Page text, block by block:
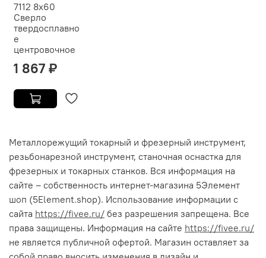
7112 8x60
Сверло
твердосплавно
е
центровочное
1 867 ₽
Металлорежущий токарный и фрезерный инструмент,
резьбонарезной инструмент, станочная оснастка для
фрезерных и токарных станков. Вся информация на
сайте – собственность интернет-магазина 5Элемент
шоп (5Element.shop). Использование информации с
сайта https://fivee.ru/ без разрешения запрещена. Все
права защищены. Информация на сайте https://fivee.ru/
не является публичной офертой. Магазин оставляет за